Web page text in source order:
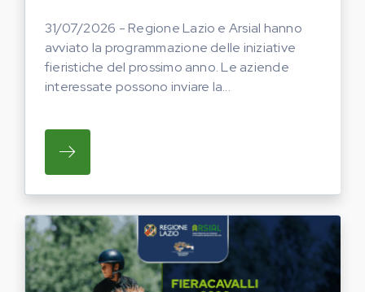
31/07/2026 - Regione Lazio e Arsial hanno
avviato la programmazione delle iniziative
fieristiche del prossimo anno. Le aziende
interessate possono inviare la...
SU REGIONE LAZIO E ARSIAL HANNO